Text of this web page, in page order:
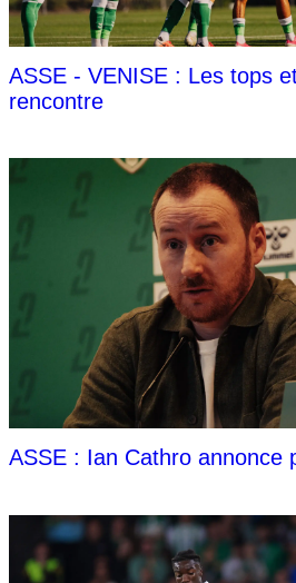
ASSE - VENISE : Les tops
rencontre
ASSE : Ian Cathro annonce